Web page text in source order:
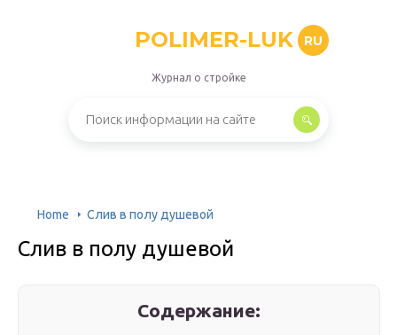
POLIMER-LUK RU
Журнал о стройке
Home Слив в полу душевой
Слив в полу душевой
Содержание: